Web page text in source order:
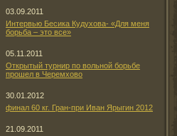
03.09.2011
Интервью Бесика Кудухова- «Для меня
борьба – это все»
05.11.2011
Открытый турнир по вольной борьбе
прошел в Черемхово
30.01.2012
финал 60 кг. Гран-при Иван Ярыгин 2012
21.09.2011